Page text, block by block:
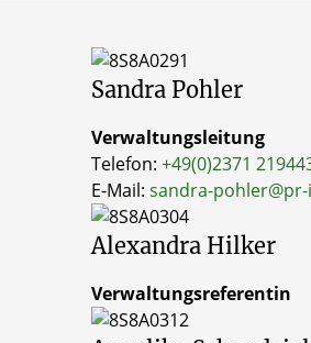
Sandra Pohler
Verwaltungsleitung
Telefon: +49(0)2371
E-Mail: sandra-
Alexandra Hilker
Verwaltungsreferentin